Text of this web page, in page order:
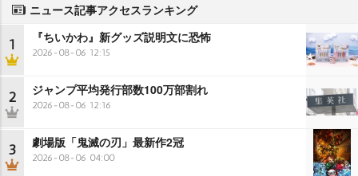
ニュース記事アクセスランキング
1 『ちいかわ』新グッズ説明文に恐怖
2026-08-06 12:15
2 ジャンプ平均発行部数100万部割れ
2026-08-06 12:16
3 劇場版「鬼滅の刃」最新作2冠
2026-08-06 04:00